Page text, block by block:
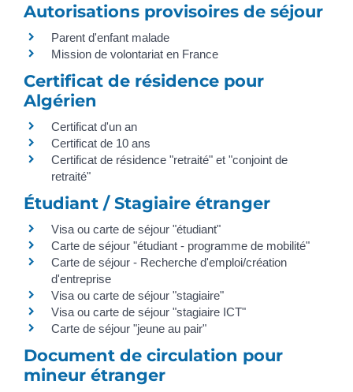
Autorisations provisoires de séjour
Parent d'enfant malade
Mission de volontariat en France
Certificat de résidence pour
Algérien
Certificat d'un an
Certificat de 10 ans
Certificat de résidence "retraité" et "conjoint de
retraité"
Étudiant / Stagiaire étranger
Visa ou carte de séjour "étudiant"
Carte de séjour "étudiant - programme de mobilité"
Carte de séjour - Recherche d'emploi/création
d'entreprise
Visa ou carte de séjour "stagiaire"
Visa ou carte de séjour "stagiaire ICT"
Carte de séjour "jeune au pair"
Document de circulation pour
mineur étranger